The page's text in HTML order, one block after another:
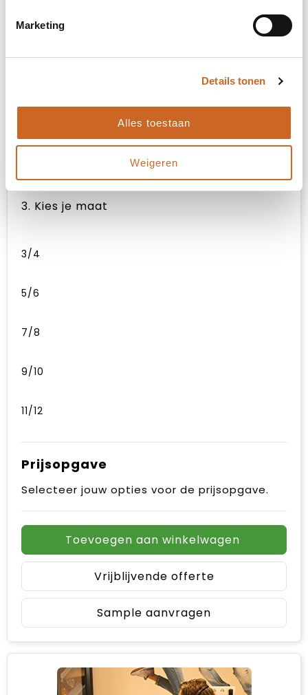
Marketing
Details tonen
Alles toestaan
Weigeren
Borduren
3. Kies je maat
3/4
5/6
7/8
9/10
11/12
Prijsopgave
Selecteer jouw opties voor de prijsopgave.
Toevoegen aan winkelwagen
Vrijblijvende offerte
Sample aanvragen